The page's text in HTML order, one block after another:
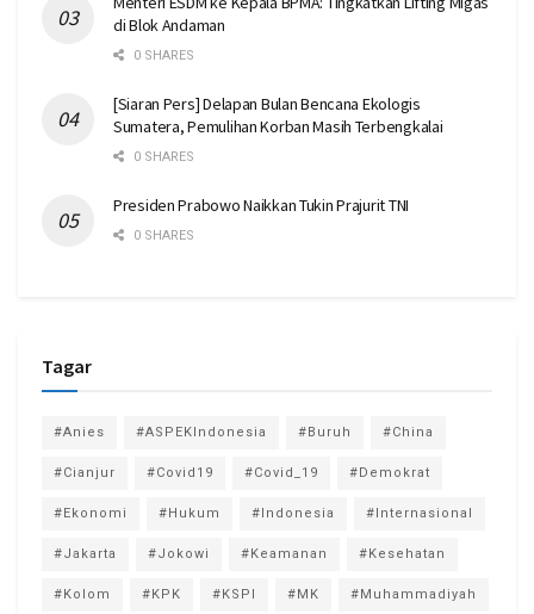
di Blok Andaman
0 SHARES
[Siaran Pers] Delapan Bulan Bencana Ekologis
Sumatera, Pemulihan Korban Masih Terbengkalai
0 SHARES
Presiden Prabowo Naikkan Tukin Prajurit TNI
0 SHARES
Tagar
#Anies #ASPEKIndonesia #Buruh #China
#Cianjur #Covid19 #Covid_19 #Demokrat
#Ekonomi #Hukum #Indonesia #Internasional
#Jakarta #Jokowi #Keamanan #Kesehatan
#Kolom #KPK #KSPI #MK #Muhammadiyah